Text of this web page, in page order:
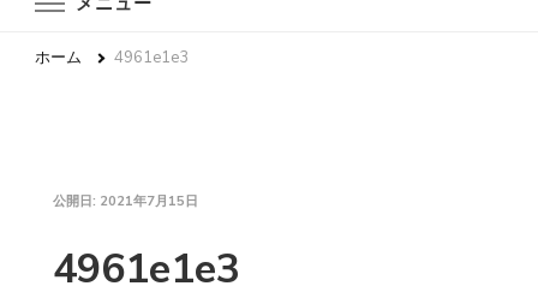
ホーム 4961e1e3
公開日: 2021年7月15日
4961e1e3